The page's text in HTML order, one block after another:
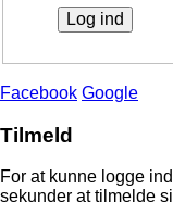
Facebook Google
Tilmeld
For at kunne logge
sekunder at tilmelde